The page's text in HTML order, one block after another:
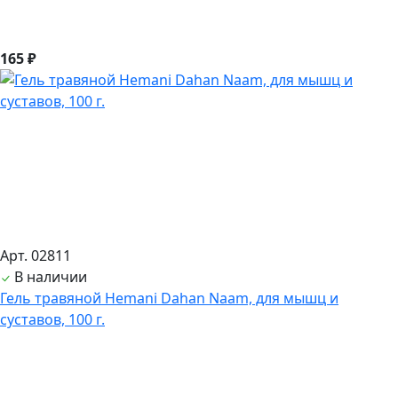
165 ₽
Арт. 02811
В наличии
Гель травяной Hemani Dahan Naam, для мышц и
суставов, 100 г.